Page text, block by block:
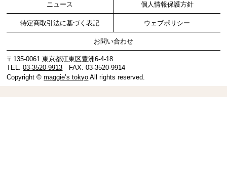
ニュース 個人情報保護方針
特定商取引法に基づく表記 ウェブポリシー
お問い合わせ
〒135-0061 東京都江東区豊洲6-4-18
TEL.03-3520-9913 FAX. 03-3520-9914
Copyright ©maggie’s tokyo All rights reserved.